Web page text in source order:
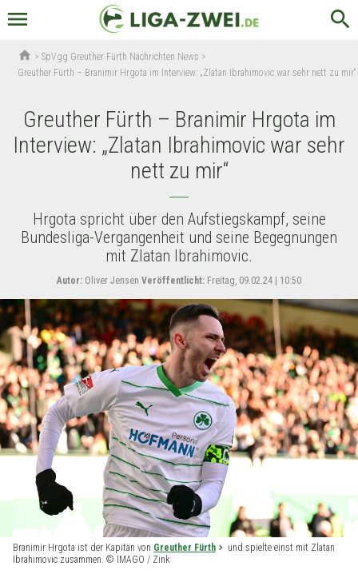
menu search
home >SpVgg Greuther Fürth Nachrichten News >
Greuther Fürth – Branimir Hrgota im Interview: „Zlatan Ibrahimovic war sehr nett zu mir“
Greuther Fürth – Branimir Hrgota im
Interview: „Zlatan Ibrahimovic war sehr
nett zu mir“
Hrgota spricht über den Aufstiegskampf, seine
Bundesliga-Vergangenheit und seine Begegnungen
mit Zlatan Ibrahimovic.
Autor: Oliver Jensen Veröffentlicht: Freitag, 09.02.24 | 10:50
Branimir Hrgota ist der Kapitän von Greuther Fürth
und spielte einst mit Zlatan
Ibrahimovic zusammen. © IMAGO / Zink